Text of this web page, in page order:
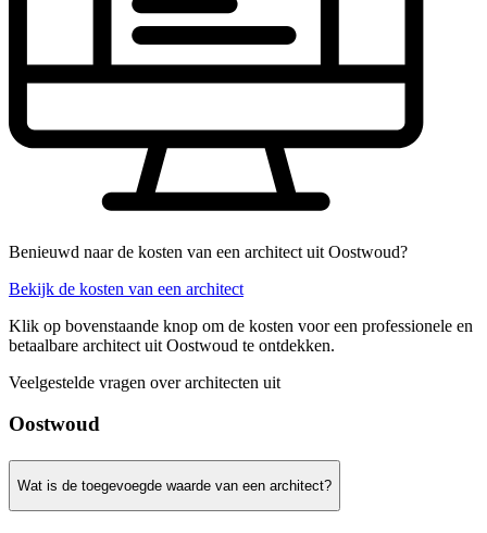
Benieuwd naar de kosten van een architect uit Oostwoud?
Bekijk de kosten van een architect
Klik op bovenstaande knop om de kosten voor een professionele en
betaalbare architect uit Oostwoud te ontdekken.
Veelgestelde vragen over architecten uit
Oostwoud
Wat is de toegevoegde waarde van een architect?